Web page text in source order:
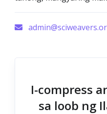
I-compress
sa loob ng